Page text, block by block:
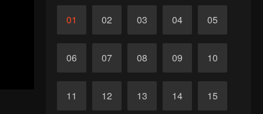
01 02 03 04 05
06 07 08 09 10
11 12 13 14 15